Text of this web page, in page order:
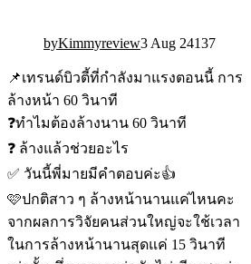
Kimmyreview3 Aug 24137
📌เทรนด์บิวตี้ที่กำลังมาแรงตอนนี้ การ
ล้างหน้า 60 วินาที
❓ทำไมต้องล้างนาน 60 วินาที
❓ ล้างแล้วช่วยอะไร
✅ วันนี้พี่มายมีคำตอบค่ะ👍
🩷ปกติสาว ๆ ล้างหน้านานแค่ไหนคะ
จากผลการวิจัยคนส่วนใหญ่จะใช้เวลา
ในการล้างหน้านานสุดแค่ 15 วินาที